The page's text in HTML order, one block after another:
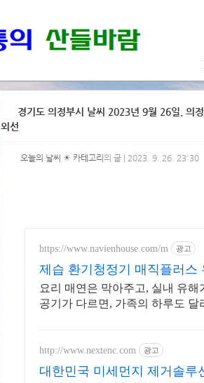
경기도 의정부시 날씨 2023년 9월 26일. 의
외선
오늘의 날씨 ☀ 카테고리 의 글 | 2023. 9. 26. 23:30
https://www.navienhouse.com/m 광고
제습 환기청정기 매직플러스
요리 매연은 막아주고, 실내 유
공기가 다르면, 가족의 하루도 달
http://www.nextenc.com 광고
대한민국 미세먼지 제거솔루